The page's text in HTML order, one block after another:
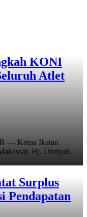
KONI
Atlet
— Ketua Ikatan
Hj. Umiyati,
Surplus
Pendapatan